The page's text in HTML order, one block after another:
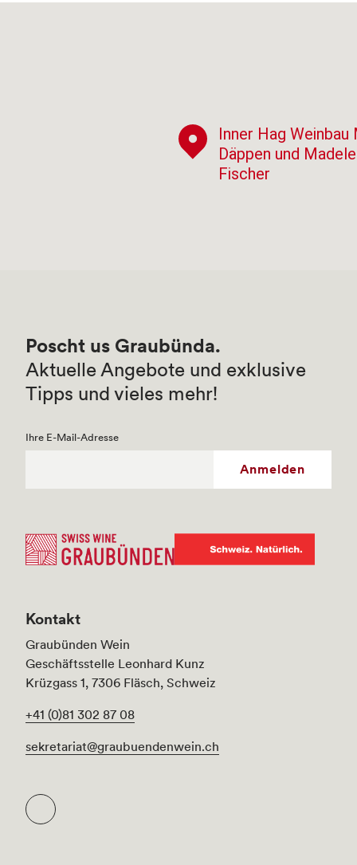
Inner Hag Weinbau
Däppen und
Fischer
Poscht us Graubünda.
Aktuelle Angebote und exklusive
Tipps und vieles mehr!
Ihre E-Mail-Adresse
Anmelden
Kontakt
Graubünden Wein
Geschäftsstelle Leonhard Kunz
Krüzgass 1, 7306 Fläsch, Schweiz
+41 (0)81 302 87 08
sekretariat@graubuendenwein.ch